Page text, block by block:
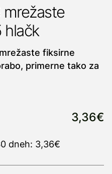
mrežaste
hlačk
fiksirne
primerne tako za
3,36€
dneh: 3,36€